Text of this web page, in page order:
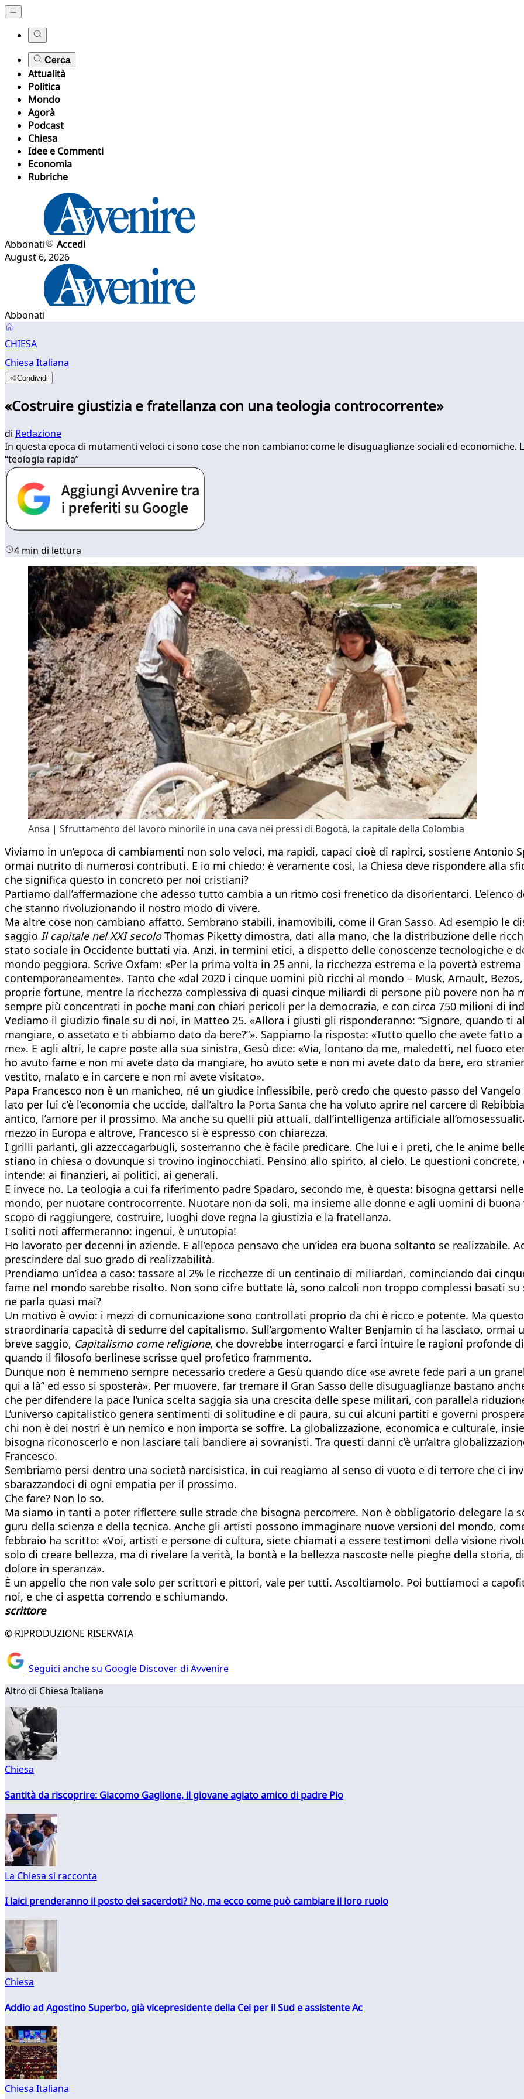
Cerca
Attualità
Politica
Mondo
Agorà
Podcast
Chiesa
Idee e Commenti
Economia
Rubriche
Abbonati
Accedi
August 6, 2026
Abbonati
CHIESA
Chiesa Italiana
Condividi
«Costruire giustizia e fratellanza con una teologia controcorrente»
di Redazione
In questa epoca di mutamenti veloci ci sono cose che non cambiano: come le disuguaglianze sociali ed
“teologia rapida”
4 min di lettura
Ansa | Sfruttamento del lavoro minorile in una cava nei pressi di Bogotà, la capitale della Colombia
Viviamo in un’epoca di cambiamenti non solo veloci, ma rapidi, capaci cioè di rapirci, sostiene Antonio
ormai nutrito di numerosi contributi. E io mi chiedo: è veramente così, la Chiesa deve rispondere alla
che significa questo in concreto per noi cristiani?
Partiamo dall’affermazione che adesso tutto cambia a un ritmo così frenetico da disorientarci.
che stanno rivoluzionando il nostro modo di vivere.
Ma altre cose non cambiano affatto. Sembrano stabili, inamovibili, come il Gran Sasso. Ad esempio le
saggio Il capitale nel XXI secoloThomas Piketty dimostra, dati alla mano, che la distribuzione delle
stato sociale in Occidente buttati via. Anzi, in termini etici, a dispetto delle conoscenze tecnologiche e
mondo peggiora. Scrive Oxfam: «Per la prima volta in 25 anni, la ricchezza estrema e la povertà
contemporaneamente». Tanto che «dal 2020 i cinque uomini più ricchi al mondo – Musk, Arnault,
proprie fortune, mentre la ricchezza complessiva di quasi cinque miliardi di persone più povere non ha
sempre più concentrati in poche mani con chiari pericoli per la democrazia, e con circa 750 milioni di
Vediamo il giudizio finale su di noi, in Matteo 25. «Allora i giusti gli risponderanno: “Signore, quando ti
mangiare, o assetato e ti abbiamo dato da bere?”». Sappiamo la risposta: «Tutto quello che avete fatto
me». E agli altri, le capre poste alla sua sinistra, Gesù dice: «Via, lontano da me, maledetti, nel fuoco
ho avuto fame e non mi avete dato da mangiare, ho avuto sete e non mi avete dato da bere, ero
vestito, malato e in carcere e non mi avete visitato».
Papa Francesco non è un manicheo, né un giudice inflessibile, però credo che questo passo del
lato per lui c’è l’economia che uccide, dall’altro la Porta Santa che ha voluto aprire nel carcere di
antico, l’amore per il prossimo. Ma anche su quelli più attuali, dall’intelligenza artificiale
mezzo in Europa e altrove, Francesco si è espresso con chiarezza.
I grilli parlanti, gli azzeccagarbugli, sosterranno che è facile predicare. Che lui e i preti, che le anime
stiano in chiesa o dovunque si trovino inginocchiati. Pensino allo spirito, al cielo. Le questioni
intende: ai finanzieri, ai politici, ai generali.
E invece no. La teologia a cui fa riferimento padre Spadaro, secondo me, è questa: bisogna gettarsi
mondo, per nuotare controcorrente. Nuotare non da soli, ma insieme alle donne e agli uomini di
scopo di raggiungere, costruire, luoghi dove regna la giustizia e la fratellanza.
I soliti noti affermeranno: ingenui, è un’utopia!
Ho lavorato per decenni in aziende. E all’epoca pensavo che un’idea era buona soltanto se realizzabile.
prescindere dal suo grado di realizzabilità.
Prendiamo un’idea a caso: tassare al 2% le ricchezze di un centinaio di miliardari, cominciando dai
fame nel mondo sarebbe risolto. Non sono cifre buttate là, sono calcoli non troppo complessi basati
ne parla quasi mai?
Un motivo è ovvio: i mezzi di comunicazione sono controllati proprio da chi è ricco e potente. Ma
straordinaria capacità di sedurre del capitalismo. Sull’argomento Walter Benjamin ci ha lasciato, ormai
breve saggio, Capitalismo come religione, che dovrebbe interrogarci e farci intuire le ragioni profonde
quando il filosofo berlinese scrisse quel profetico frammento.
Dunque non è nemmeno sempre necessario credere a Gesù quando dice «se avrete fede pari a un
qui a là” ed esso si sposterà». Per muovere, far tremare il Gran Sasso delle disuguaglianze bastano
che per difendere la pace l’unica scelta saggia sia una crescita delle spese militari, con parallela
L’universo capitalistico genera sentimenti di solitudine e di paura, su cui alcuni partiti e governi
chi non è dei nostri è un nemico e non importa se soffre. La globalizzazione, economica e culturale,
bisogna riconoscerlo e non lasciare tali bandiere ai sovranisti. Tra questi danni c’è un’altra
Francesco.
Sembriamo persi dentro una società narcisistica, in cui reagiamo al senso di vuoto e di terrore che ci
sbarazzandoci di ogni empatia per il prossimo.
Che fare? Non lo so.
Ma siamo in tanti a poter riflettere sulle strade che bisogna percorrere. Non è obbligatorio delegare la
guru della scienza e della tecnica. Anche gli artisti possono immaginare nuove versioni del mondo,
febbraio ha scritto: «Voi, artisti e persone di cultura, siete chiamati a essere testimoni della visione
solo di creare bellezza, ma di rivelare la verità, la bontà e la bellezza nascoste nelle pieghe della storia,
dolore in speranza».
È un appello che non vale solo per scrittori e pittori, vale per tutti. Ascoltiamolo. Poi buttiamoci a
noi, e che ci aspetta correndo e schiumando.
scrittore
© RIPRODUZIONE RISERVATA
Seguici anche su Google Discover di Avvenire
Altro di Chiesa Italiana
Chiesa
Santità da riscoprire: Giacomo Gaglione, il giovane agiato amico di padre Pio
La Chiesa si racconta
I laici prenderanno il posto dei sacerdoti? No, ma ecco come può cambiare il loro ruolo
Chiesa
Addio ad Agostino Superbo, già vicepresidente della Cei per il Sud e assistente Ac
Chiesa Italiana